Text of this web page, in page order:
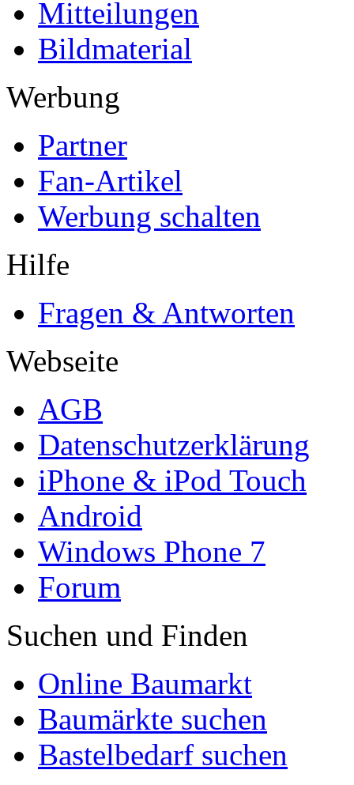
Mitteilungen
Bildmaterial
Werbung
Partner
Fan-Artikel
Werbung schalten
Hilfe
Fragen & Antworten
Webseite
AGB
Datenschutzerklärung
iPhone & iPod Touch
Android
Windows Phone 7
Forum
Suchen und Finden
Online Baumarkt
Baumärkte suchen
Bastelbedarf suchen